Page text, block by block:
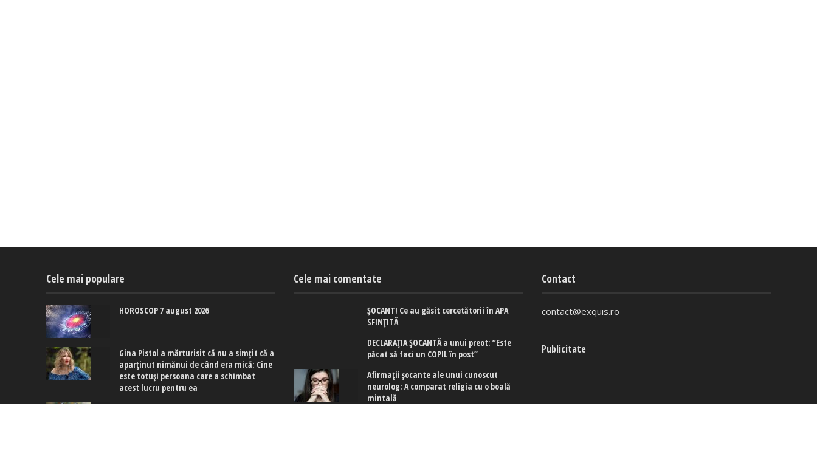
Cele mai populare
HOROSCOP 7 august 2026
Gina Pistol a mărturisit că nu a simțit că a
aparținut nimănui de când era mică: Cine
este totuși persoana care a schimbat
acest lucru pentru ea
Cele mai comentate
ȘOCANT! Ce au găsit cercetătorii în APA
SFINȚITĂ
DECLARAȚIA ȘOCANTĂ a unui preot: ”Este
păcat să faci un COPIL în post”
Afirmaţii şocante ale unui cunoscut
neurolog: A comparat religia cu o boală
mintală
Contact
contact@exquis.ro
Publicitate